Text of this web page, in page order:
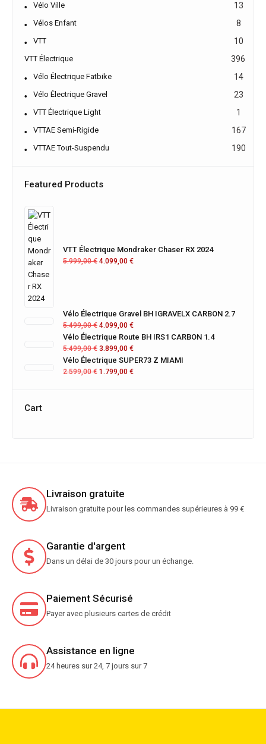
Vélo Ville 13
Vélos Enfant 8
VTT 10
VTT Électrique 396
Vélo Électrique Fatbike 14
Vélo Électrique Gravel 23
VTT Électrique Light 1
VTTAE Semi-Rigide 167
VTTAE Tout-Suspendu 190
Featured Products
VTT Électrique Mondraker Chaser RX 2024
5.999,00€ 4.099,00 €
Vélo Électrique Gravel BH IGRAVELX CARBON 2.7
5.499,00€ 4.099,00 €
Vélo Électrique Route BH IRS1 CARBON 1.4
5.499,00€ 3.899,00 €
Vélo Électrique SUPER73 Z MIAMI
2.599,00€ 1.799,00 €
Cart
Livraison gratuite
Livraison gratuite pour les commandes supérieures à 99 €
Garantie d'argent
Dans un délai de 30 jours pour un échange.
Paiement Sécurisé
Payer avec plusieurs cartes de crédit
Assistance en ligne
24 heures sur 24, 7 jours sur 7